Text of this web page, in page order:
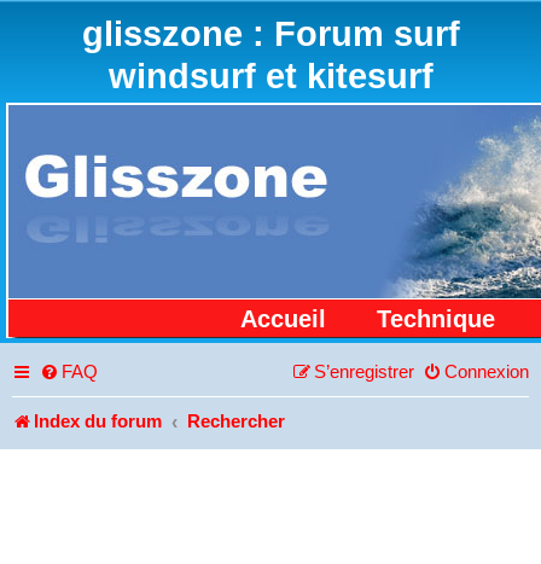
glisszone : Forum surf
windsurf et kitesurf
Accueil Technique
FAQ Connexion
S’enregistrer
Index du forum Rechercher